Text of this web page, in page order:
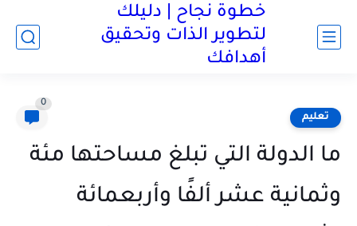
خطوة نجاح | دليلك
لتطوير الذات وتحقيق
أهدافك
تعليم
0
ما الدولة التي تبلغ مساحتها مئة
وثمانية عشر ألفًا وأربعمائة